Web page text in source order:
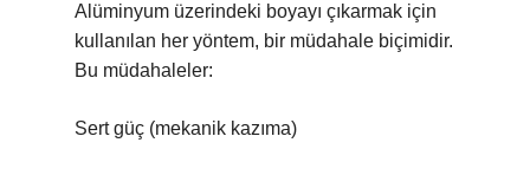
Alüminyum üzerindeki boyayı çıkarmak için
kullanılan her yöntem, bir müdahale biçimidir.
Bu müdahaleler:
Sert güç (mekanik kazıma)